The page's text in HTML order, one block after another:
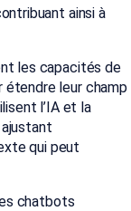
ainsi à
les capacités de
étendre leur champ
l’IA et la
qui peut
chatbots